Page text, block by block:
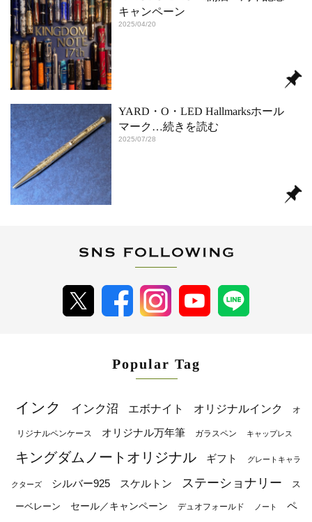
キャンペーン
2025/04/20
YARD・O・LED Hallmarksホール
マーク …続きを読む
2025/07/28
Popular Tag
インク インク沼 エボナイト オリジナルインク オ
リジナルペンケース オリジナル万年筆 ガラスペン キャップレス
キングダムノートオリジナル ギフト グレートキャラ
クターズ シルバー925 スケルトン ステーショナリー ス
ーベレーン セール／キャンペーン デュオフォールド ノート ペ